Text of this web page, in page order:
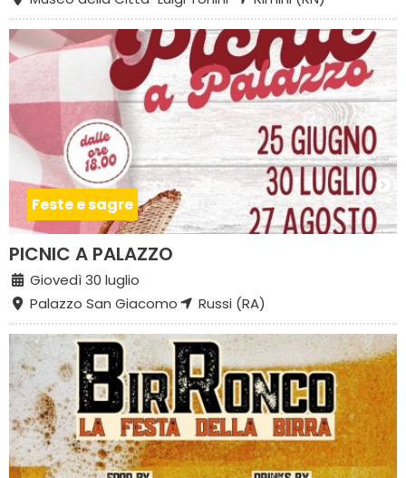
Feste e sagre
PICNIC A PALAZZO
Giovedì 30 luglio
Palazzo San Giacomo
Russi (RA)